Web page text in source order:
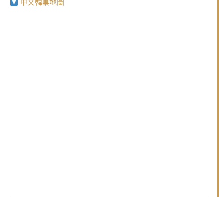
中文韓巢地圖